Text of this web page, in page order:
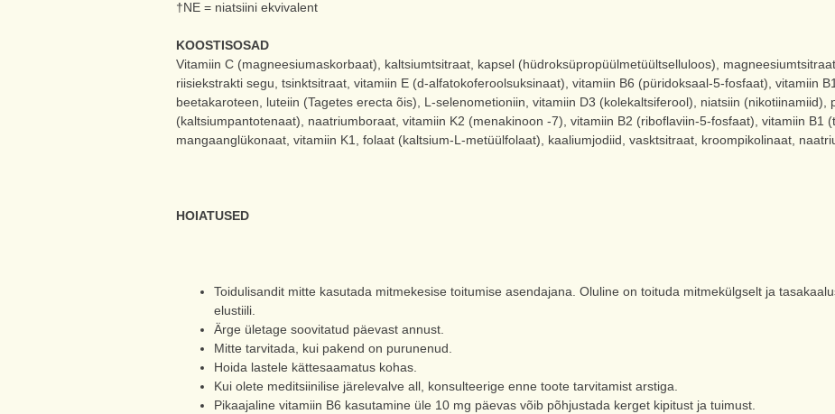
†NE = niatsiini ekvivalent
KOOSTISOSAD
Vitamiin C (magneesiumaskorbaat), kaltsiumtsitraat, kapsel (hüdroksüpropüülmetüültselluloos),
riisiekstrakti segu, tsinktsitraat, vitamiin E (d-alfatokoferoolsuksinaat), vitamiin B6 (püridoksaal-5-fosfaat), vitamiin
beetakaroteen, luteiin (Tagetes erecta õis), L-selenometioniin, vitamiin D3 (kolekaltsiferool), niatsiin (nikotiinamiid),
(kaltsiumpantotenaat), naatriumboraat, vitamiin K2 (menakinoon -7), vitamiin B2 (riboflaviin-5-fosfaat), vitamiin B1
mangaanglükonaat, vitamiin K1, folaat (kaltsium-L-metüülfolaat), kaaliumjodiid, vasktsitraat, kroompikolinaat,
HOIATUSED
Toidulisandit mitte kasutada mitmekesise toitumise asendajana. Oluline on toituda mitmekülgselt ja
elustiili.
Ärge ületage soovitatud päevast annust.
Mitte tarvitada, kui pakend on purunenud.
Hoida lastele kättesaamatus kohas.
Kui olete meditsiinilise järelevalve all, konsulteerige enne toote tarvitamist arstiga.
Pikaajaline vitamiin B6 kasutamine üle 10 mg päevas võib põhjustada kerget kipitust ja tuimust.